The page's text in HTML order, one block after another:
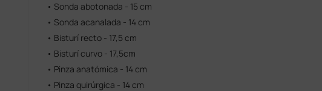
• Sonda abotonada - 15 cm
• Sonda acanalada - 14 cm
• Bisturí recto - 17,5 cm
• Bisturí curvo - 17,5cm
• Pinza anatómica - 14 cm
• Pinza quirúrgica - 14 cm